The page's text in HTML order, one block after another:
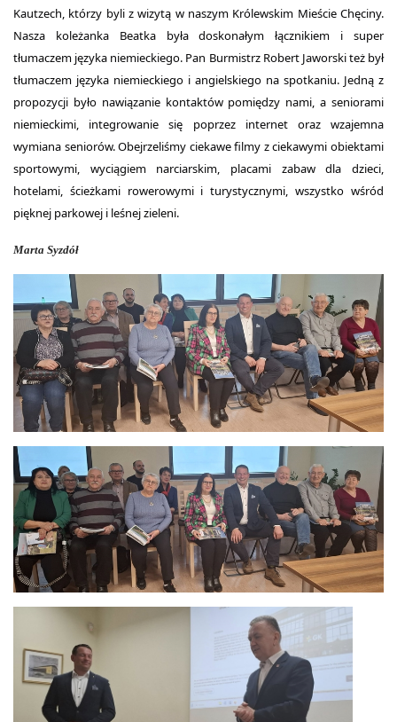
Kautzech, którzy byli z wizytą w naszym Królewskim Mieście Chęciny.
Nasza koleżanka Beatka była doskonałym łącznikiem i super
tłumaczem języka niemieckiego. Pan Burmistrz Robert Jaworski też był
tłumaczem języka niemieckiego i angielskiego na spotkaniu. Jedną z
propozycji było nawiązanie kontaktów pomiędzy nami, a seniorami
niemieckimi, integrowanie się poprzez internet oraz wzajemna
wymiana seniorów. Obejrzeliśmy ciekawe filmy z ciekawymi obiektami
sportowymi, wyciągiem narciarskim, placami zabaw dla dzieci,
hotelami, ścieżkami rowerowymi i turystycznymi, wszystko wśród
pięknej parkowej i leśnej zieleni.
Marta Syzdół